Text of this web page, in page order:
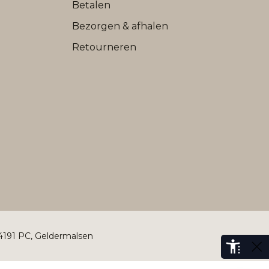
Betalen
Bezorgen & afhalen
Retourneren
PC, Geldermalsen